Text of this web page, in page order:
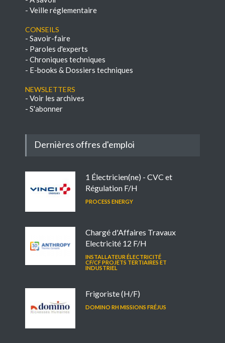
- Veille réglementaire
Conseils
- Savoir-faire
- Paroles d'experts
- Chroniques techniques
- E-books & Dossiers techniques
NEWSLETTERS
- Voir les archives
- S'abonner
Dernières offres d'emploi
1 Électricien(ne) - CVC et
Régulation F/H
PROCESS ENERGY
Chargé d'Affaires Travaux
Electricité 12 F/H
INSTALLATEUR ÉLECTRICITÉ
CF/CF PROJETS TERTIAIRES ET
INDUSTRIEL
Frigoriste (H/F)
DOMINO RH MISSIONS FRÉJUS